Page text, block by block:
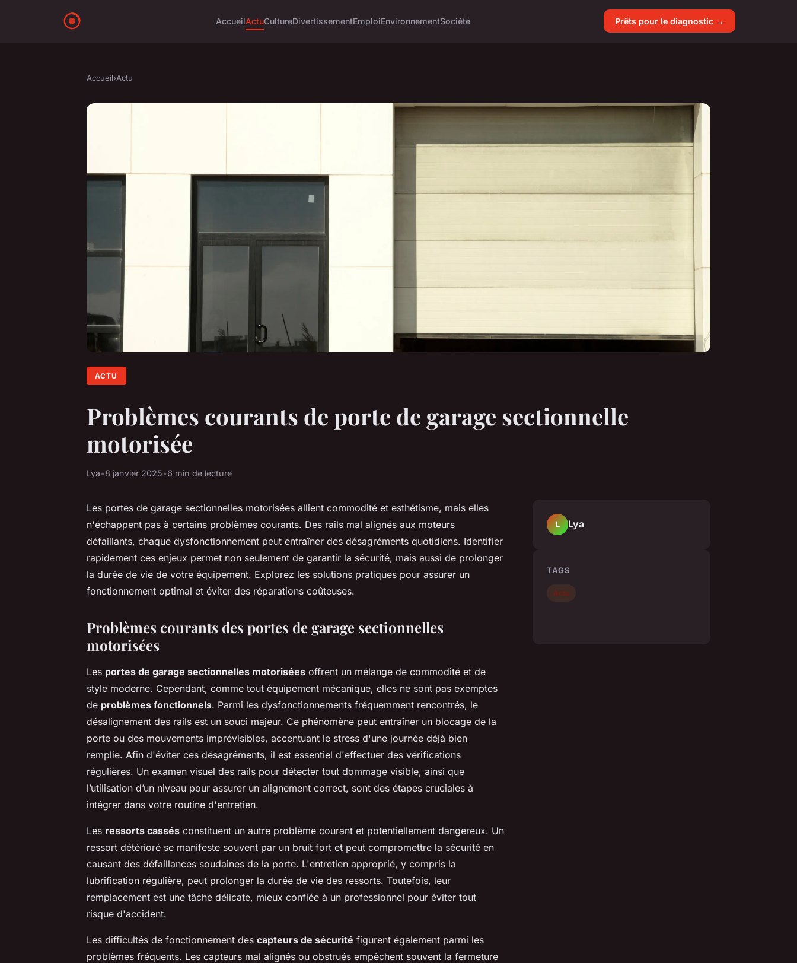
AccueilActuCultureDivertissementEmploiEnvironnementSociété Prêts pour le diagnostic →
Accueil›Actu
ACTU
Problèmes courants de porte de garage sectionnelle
motorisée
Lya•8 janvier 2025•6 min de lecture
Les portes de garage sectionnelles motorisées allient commodité et esthétisme, mais elles
n'échappent pas à certains problèmes courants. Des rails mal alignés aux moteurs
défaillants, chaque dysfonctionnement peut entraîner des désagréments quotidiens. Identifier
rapidement ces enjeux permet non seulement de garantir la sécurité, mais aussi de prolonger
la durée de vie de votre équipement. Explorez les solutions pratiques pour assurer un
fonctionnement optimal et éviter des réparations coûteuses.
Problèmes courants des portes de garage sectionnelles
motorisées
Les portes de garage sectionnelles motorisées offrent un mélange de commodité et de
style moderne. Cependant, comme tout équipement mécanique, elles ne sont pas exemptes
de problèmes fonctionnels. Parmi les dysfonctionnements fréquemment rencontrés, le
désalignement des rails est un souci majeur. Ce phénomène peut entraîner un blocage de la
porte ou des mouvements imprévisibles, accentuant le stress d'une journée déjà bien
remplie. Afin d'éviter ces désagréments, il est essentiel d'effectuer des vérifications
régulières. Un examen visuel des rails pour détecter tout dommage visible, ainsi que
l’utilisation d’un niveau pour assurer un alignement correct, sont des étapes cruciales à
intégrer dans votre routine d'entretien.
Les ressorts cassés constituent un autre problème courant et potentiellement dangereux. Un
ressort détérioré se manifeste souvent par un bruit fort et peut compromettre la sécurité en
causant des défaillances soudaines de la porte. L'entretien approprié, y compris la
lubrification régulière, peut prolonger la durée de vie des ressorts. Toutefois, leur
remplacement est une tâche délicate, mieux confiée à un professionnel pour éviter tout
risque d'accident.
Les difficultés de fonctionnement des capteurs de sécurité figurent également parmi les
problèmes fréquents. Les capteurs mal alignés ou obstrués empêchent souvent la fermeture
L Lya
TAGS
Actu